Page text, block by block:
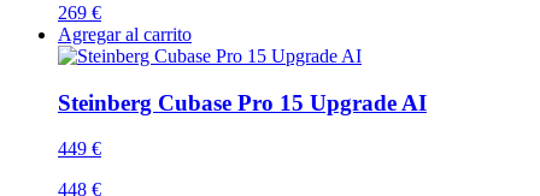
269 €
Agregar al carrito
Steinberg Cubase Pro 15 Upgrade AI
449 €
448 €